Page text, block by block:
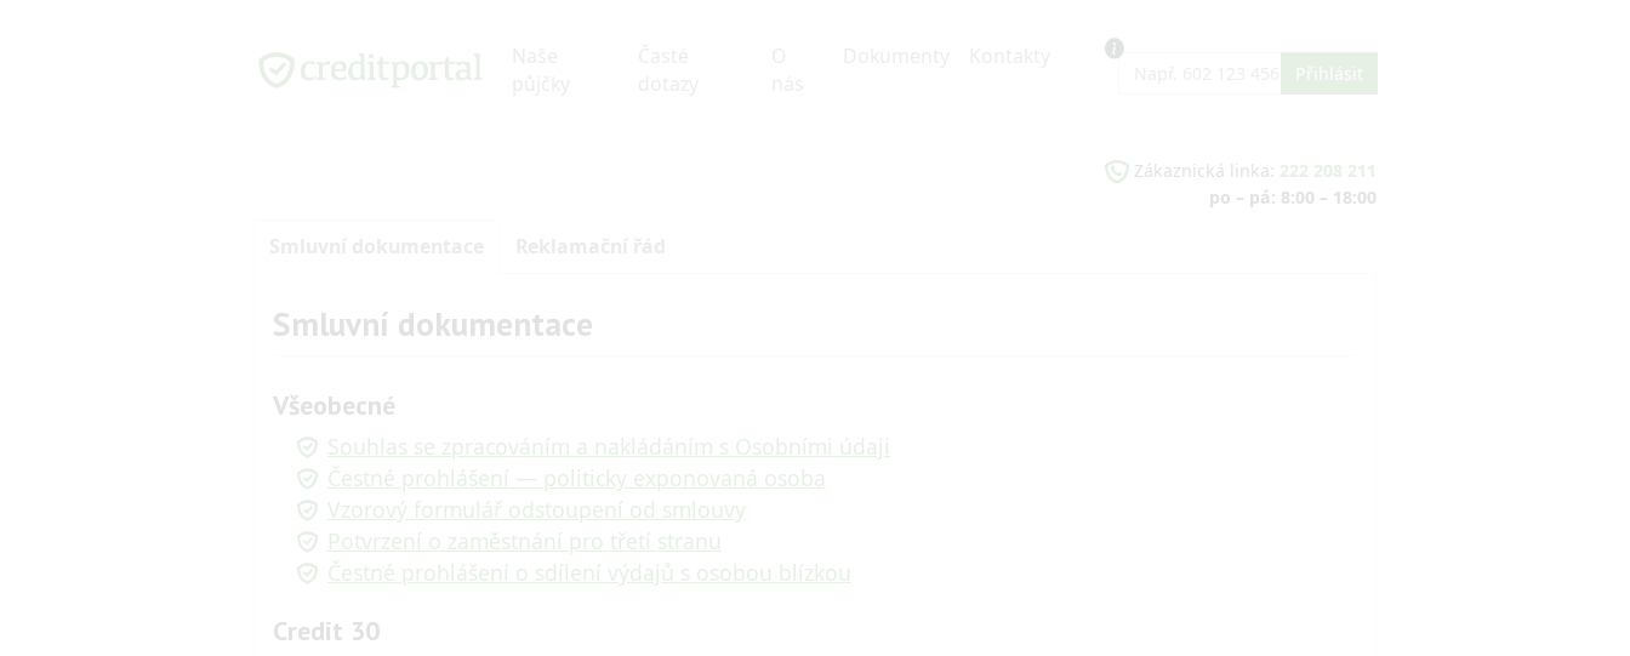
Zákaznická linka: 222 208 211
po – pá: 8:00 – 18:00
Smluvní dokumentace
Všeobecné
Souhlas se zpracováním a nakládáním s Osobními údaji
Čestné prohlášení — politicky exponovaná osoba
Vzorový formulář odstoupení od smlouvy
Potvrzení o zaměstnání pro třetí stranu
Čestné prohlášení o sdílení výdajů s osobou blízkou
Credit 30